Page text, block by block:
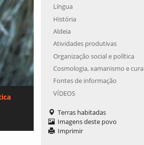
Língua
História
Aldeia
Atividades produtivas
Organização social e política
Cosmologia, xamanismo e cura
Fontes de informação
VÍDEOS
Terras habitadas
Imagens deste povo
Imprimir